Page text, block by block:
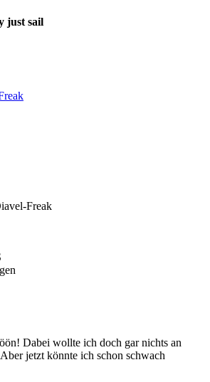
just sail
Dabei wollte ich doch gar nichts an
jetzt könnte ich schon schwach